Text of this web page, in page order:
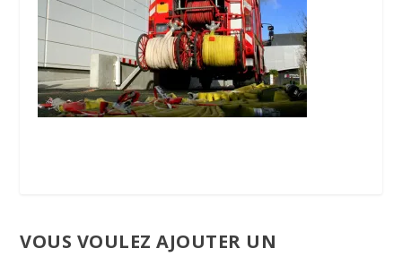
VOUS VOULEZ AJOUTER UN